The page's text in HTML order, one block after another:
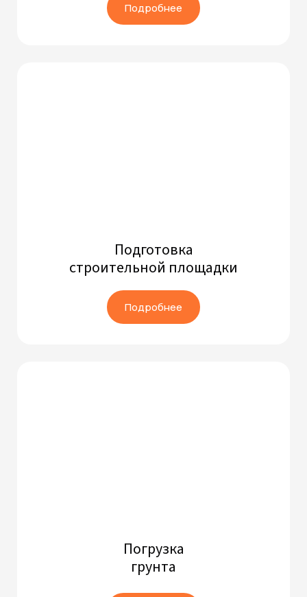
Подробнее
Подготовка
строительной площадки
Подробнее
Погрузка
грунта